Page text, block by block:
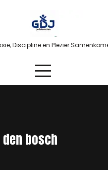
Discipline en Plezier
den bosch